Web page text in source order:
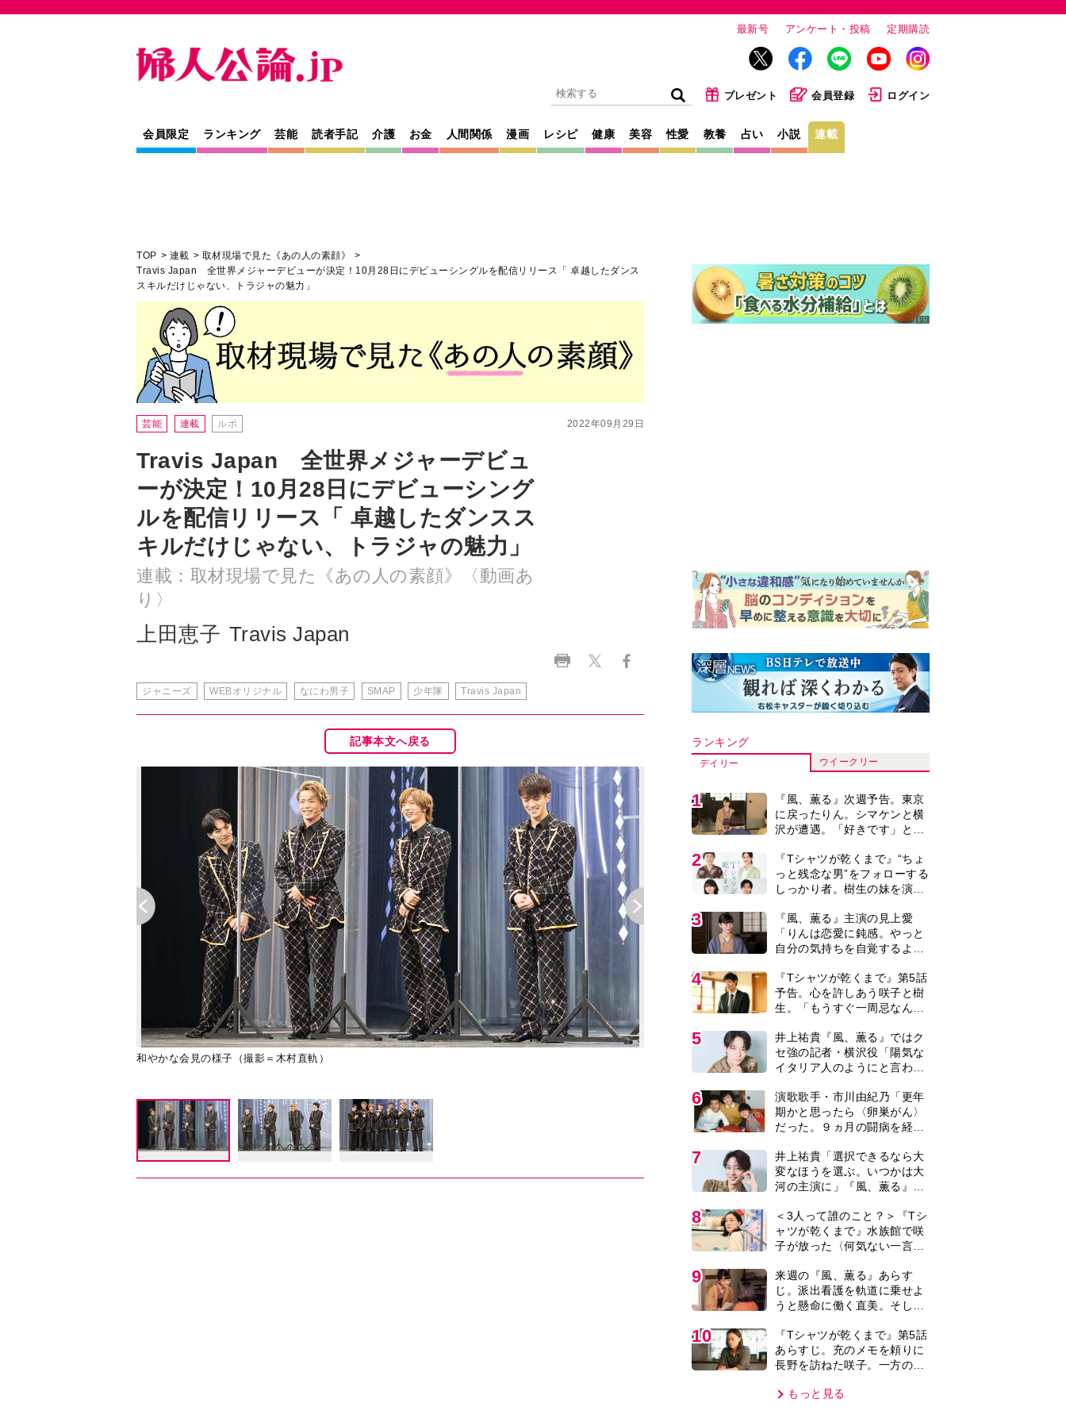
最新号 アンケート・投稿 定期購読
プレゼント 会員登録 ログイン
会員限定 ランキング 芸能 読者手記 介護 お金 人間関係 漫画 レシピ 健康 美容 性愛 教養 占い 小説 連載
TOP 連載
取材現場で見た《あの人の素顔》
Travis Japan 全世界メジャーデビューが決定！10月28日にデビューシングルを配信リリース「 卓越したダンス
スキルだけじゃない、トラジャの魅力」
2022年09月29日
芸能 連載 ルポ
Travis Japan 全世界メジャーデビュ
ーが決定！10月28日にデビューシング
ルを配信リリース「 卓越したダンスス
キルだけじゃない、トラジャの魅力」
連載：取材現場で見た《あの人の素顔》〈動画あ
り〉
上田恵子 Travis Japan
ジャニーズ WEBオリジナル なにわ男子 SMAP 少年隊 Travis Japan
記事本文へ戻る
和やかな会見の様子（撮影＝木村直軌） 卓越したダンススキルに定評のあるTravis Japan（撮影＝木村直軌）
ランキング
デイリー ウイークリー
1
『風、薫る』次週予告。東京
に戻ったりん。シマケンと横
沢が遭遇。「好きです」と告
2
『Tシャツが乾くまで』“ちょ
っと残念な男”をフォローする
しっかり者。樹生の妹を演じ
スト紹介＞
3
『風、薫る』主演の見上愛
「りんは恋愛に鈍感。やっと
自分の気持ちを自覚するよう
4
『Tシャツが乾くまで』第5話
予告。心を許しあう咲子と樹
生。「もうすぐ一周忌なんで
レあり＞
5
井上祐貴『風、薫る』ではク
セ強の記者・横沢役「陽気な
イタリア人のようにと言われ
6
演歌歌手・市川由紀乃「更年
期かと思ったら〈卵巣がん〉
だった。９ヵ月の闘病を経て
紙を今も支えに」【2026上半
期BEST】
7
井上祐貴「選択できるなら大
変なほうを選ぶ。いつかは大
河の主演に」『風、薫る』で
8
＜3人って誰のこと？＞『Tシ
ャツが乾くまで』水族館で咲
子が放った〈何気ない一言〉
線？」「子どもの話だと…」
9
来週の『風、薫る』あらす
じ。派出看護を軌道に乗せよ
うと懸命に働く直美。そして
バレあり＞
10
『Tシャツが乾くまで』第5話
あらすじ。充のメモを頼りに
長野を訪ねた咲子。一方の樹
タバレあり＞
もっと見る